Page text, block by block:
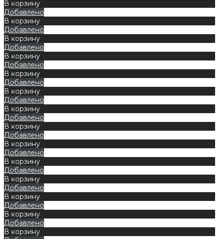
В корзину
Добавлено
В корзину
Добавлено
В корзину
Добавлено
В корзину
Добавлено
В корзину
Добавлено
В корзину
Добавлено
В корзину
Добавлено
В корзину
Добавлено
В корзину
Добавлено
В корзину
Добавлено
В корзину
Добавлено
В корзину
Добавлено
В корзину
Добавлено
В корзину